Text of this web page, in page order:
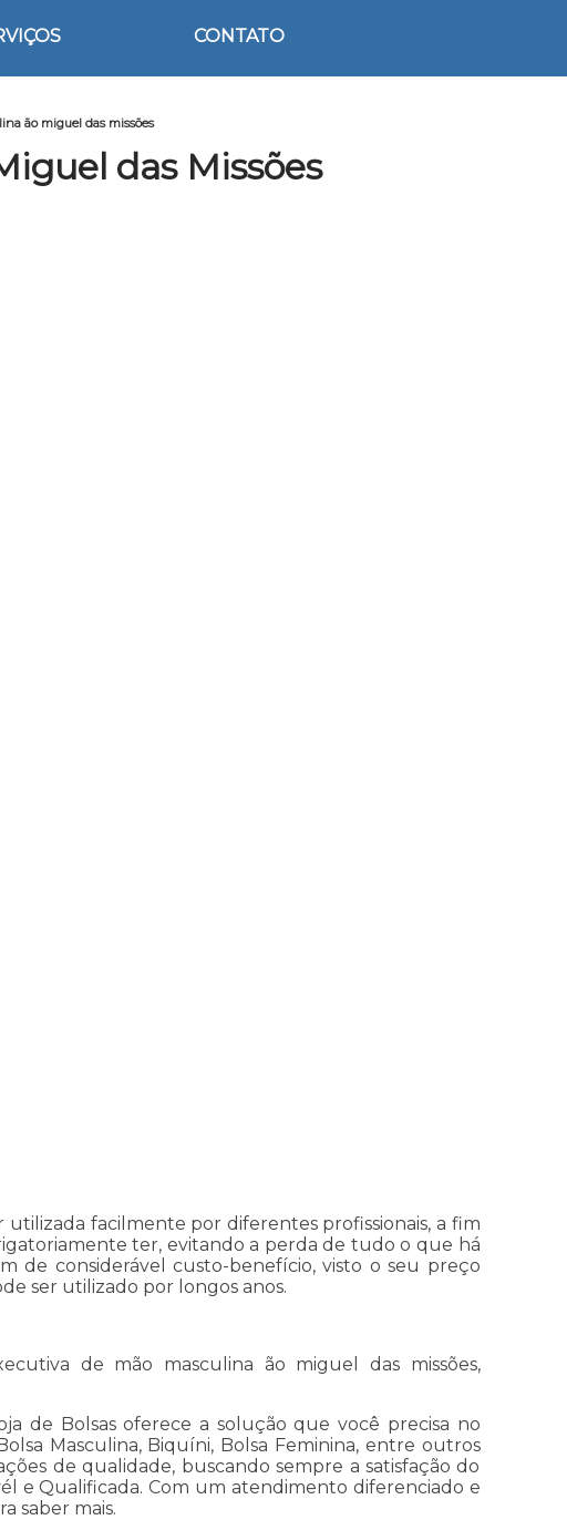
CONTATO
ão miguel das missões
das Missões
facilmente por diferentes profissionais, a fim
ter, evitando a perda de tudo o que há
de considerável custo-benefício, visto o seu preço
ser utilizado por longos anos.
de mão masculina ão miguel das missões,
de Bolsas oferece a solução que você precisa no
Masculina, Biquíni, Bolsa Feminina, entre outros
de qualidade, buscando sempre a satisfação do
e Qualificada. Com um atendimento diferenciado e
saber mais.